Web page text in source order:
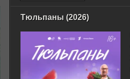
Тюльпаны (2026)